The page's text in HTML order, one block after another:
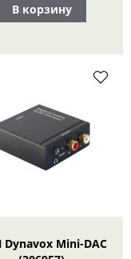
В корзину
Mini-DAC